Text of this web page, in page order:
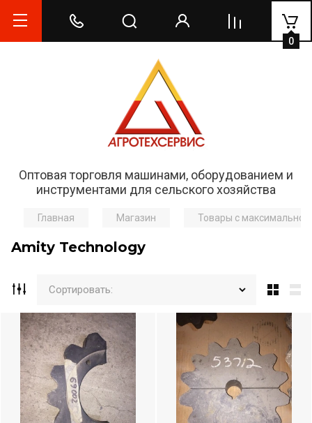
Оптовая торговля машинами, оборудованием и
инструментами для сельского хозяйства
0
Главная Магазин Товары с максимальной
Amity Technology
Сортировать: